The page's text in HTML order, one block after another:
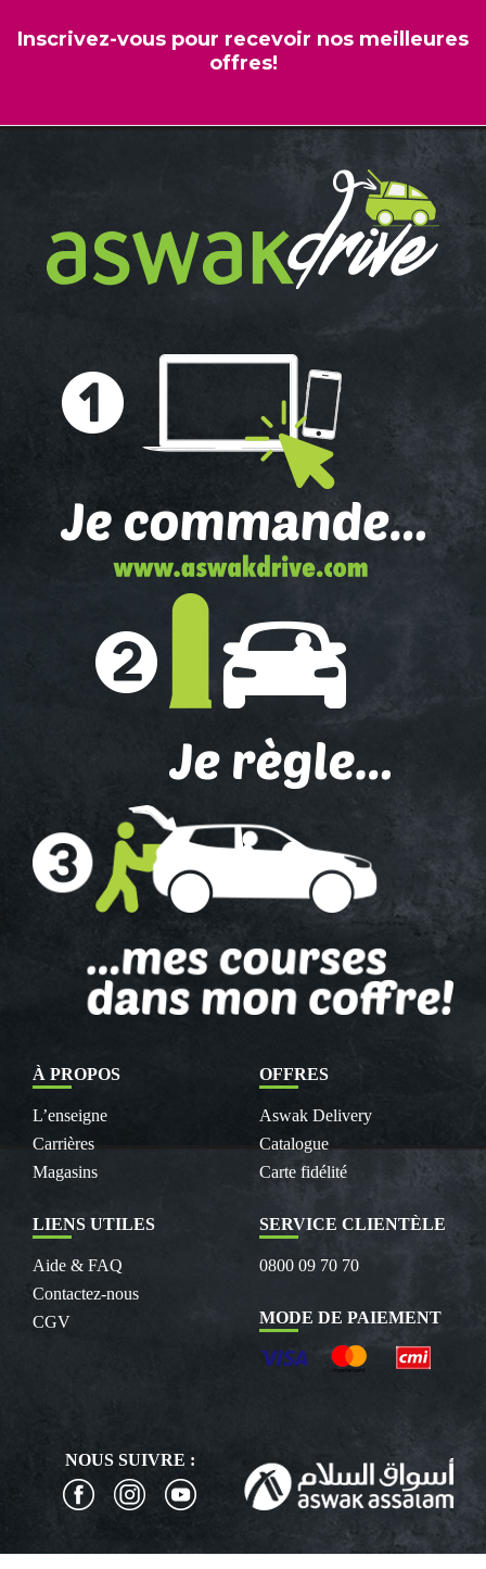
Inscrivez-vous pour recevoir nos meilleures
offres!
À PROPOS
L’enseigne
Carrières
Magasins
OFFRES
Aswak Delivery
Catalogue
Carte fidélité
LIENS UTILES
Aide & FAQ
Contactez-nous
CGV
SERVICE CLIENTÈLE
0800 09 70 70
MODE DE PAIEMENT
NOUS SUIVRE :